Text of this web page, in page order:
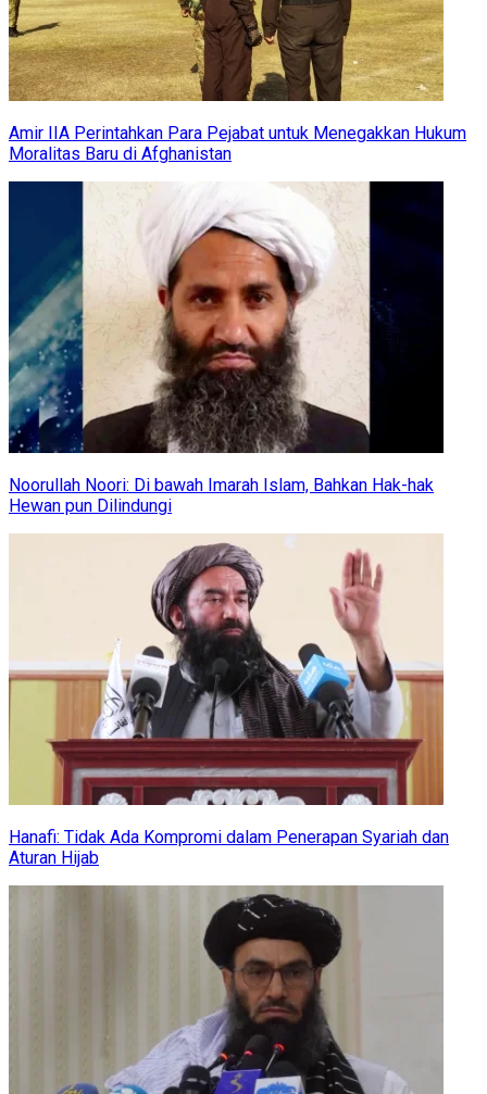
Amir IIA Perintahkan Para Pejabat untuk Menegakkan Hukum
Moralitas Baru di Afghanistan
Noorullah Noori: Di bawah Imarah Islam, Bahkan Hak-hak
Hewan pun Dilindungi
Hanafi: Tidak Ada Kompromi dalam Penerapan Syariah dan
Aturan Hijab